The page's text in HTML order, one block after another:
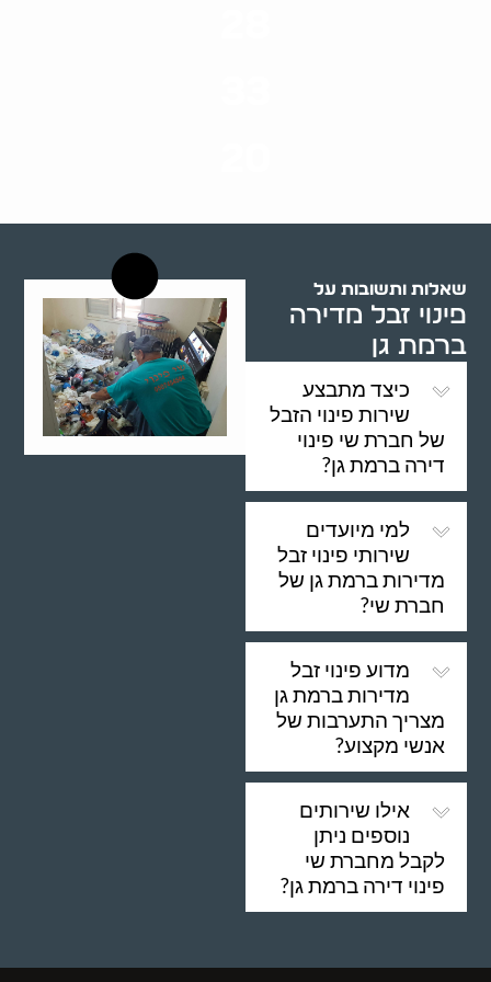
שאלות ותשובות על
פינוי זבל מדירה
ברמת גן
כיצד מתבצע
שירות פינוי הזבל
של חברת שי פינוי
דירה ברמת גן?
למי מיועדים
שירותי פינוי זבל
מדירות ברמת גן של
חברת שי?
מדוע פינוי זבל
מדירות ברמת גן
מצריך התערבות של
אנשי מקצוע?
אילו שירותים
נוספים ניתן
לקבל מחברת שי
פינוי דירה ברמת גן?